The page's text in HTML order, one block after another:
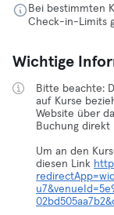
Bei bestimmten
Check-in-Limits
Wichtige
Bitte beachte:
auf Kurse
Website über
Buchung
Um an den
diesen Link